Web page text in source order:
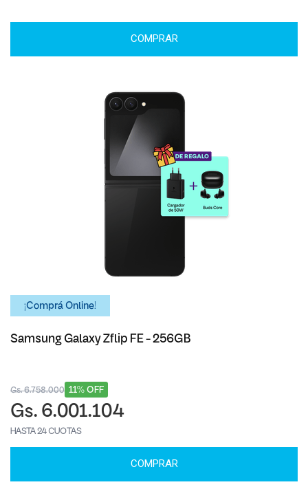
COMPRAR
¡Comprá Online!
Samsung Galaxy Zflip FE - 256GB
11% OFF
Gs. 6.758.000
Gs. 6.001.104
HASTA 24 CUOTAS
COMPRAR